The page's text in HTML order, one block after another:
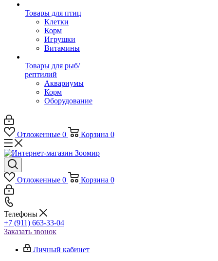
Товары для птиц
Клетки
Корм
Игрушки
Витамины
Товары для рыб/
рептилий
Аквариумы
Корм
Оборудование
Отложенные 0 Корзина 0
Отложенные 0 Корзина 0
Телефоны
+7 (911) 663-33-04
Заказать звонок
Личный кабинет